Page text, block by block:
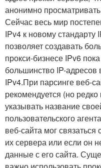
анонимно
Сейчас весь мир
IPv4 к новому
позволяет создавать
прокси-бизнесе IPv6
большинство IP-адресов
IPv4.При парсинге веб-
рекомендуется (но редко
указывать название
пользовательского
веб-сайта мог
их сервера или если он
данные с его сайта.